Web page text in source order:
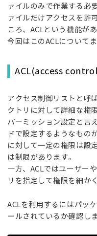
ァイルのみで作業する必
ァイルだけアクセスを許
ころ、ACLという機能が
今回はこのACLについて
ACL(access
アクセス制御リストと呼
クトリに対して詳細な権
パーミッション設定と言
ドで設定するようなもの
に対して一定の権限は設
は制限があります。
一方、ACLではユーザー
リを指定して権限を細か
ACLを利用するにはパッ
ールされているか確認しま